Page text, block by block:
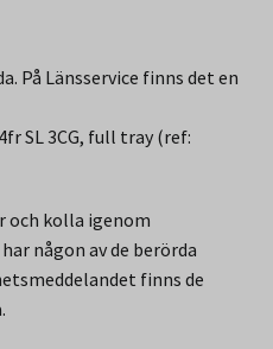
På Länsservice finns det en
SL 3CG, full tray (ref:
och kolla igenom
någon av de berörda
finns de